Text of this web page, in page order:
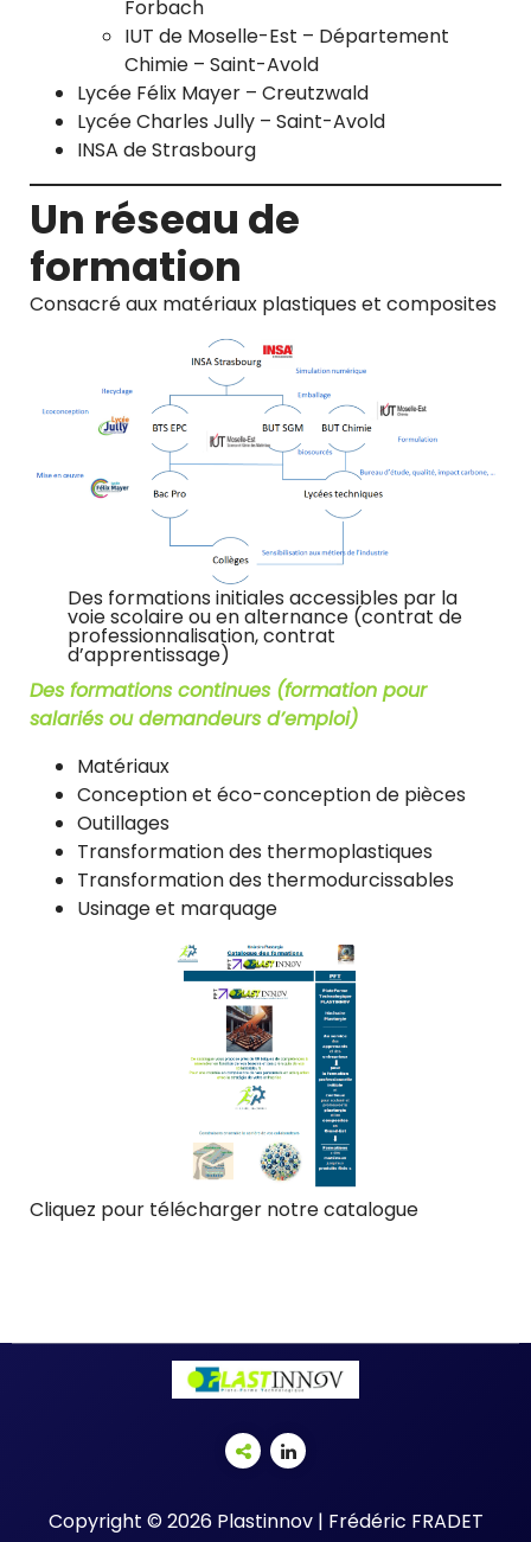
Forbach
IUT de Moselle-Est – Département
Chimie – Saint-Avold
Lycée Félix Mayer – Creutzwald
Lycée Charles Jully – Saint-Avold
INSA de Strasbourg
Un réseau de
formation
Consacré aux matériaux plastiques et composites
Des formations initiales accessibles par la
voie scolaire ou en alternance (contrat de
professionnalisation, contrat
d’apprentissage)
Des formations continues (formation pour
salariés ou demandeurs d’emploi)
Matériaux
Conception et éco-conception de pièces
Outillages
Transformation des thermoplastiques
Transformation des thermodurcissables
Usinage et marquage
Cliquez pour télécharger notre catalogue
Copyright © 2026 Plastinnov | Frédéric FRADET